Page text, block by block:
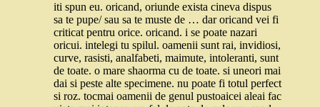
iti spun eu. oricand, oriunde exista cineva dispus
sa te pupe/ sau sa te muste de … dar oricand vei fi
criticat pentru orice. oricand. i se poate nazari
oricui. intelegi tu spilul. oamenii sunt rai, invidiosi,
curve, rasisti, analfabeti, maimute, intoleranti, sunt
de toate. o mare shaorma cu de toate. si uneori mai
dai si peste alte specimene. nu poate fi totul perfect
si roz. tocmai oamenii de genul pustoaicei aleai fac